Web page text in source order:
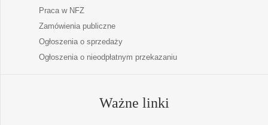
Praca w NFZ
Zamówienia publiczne
Ogłoszenia o sprzedaży
Ogłoszenia o nieodpłatnym przekazaniu
Ważne linki